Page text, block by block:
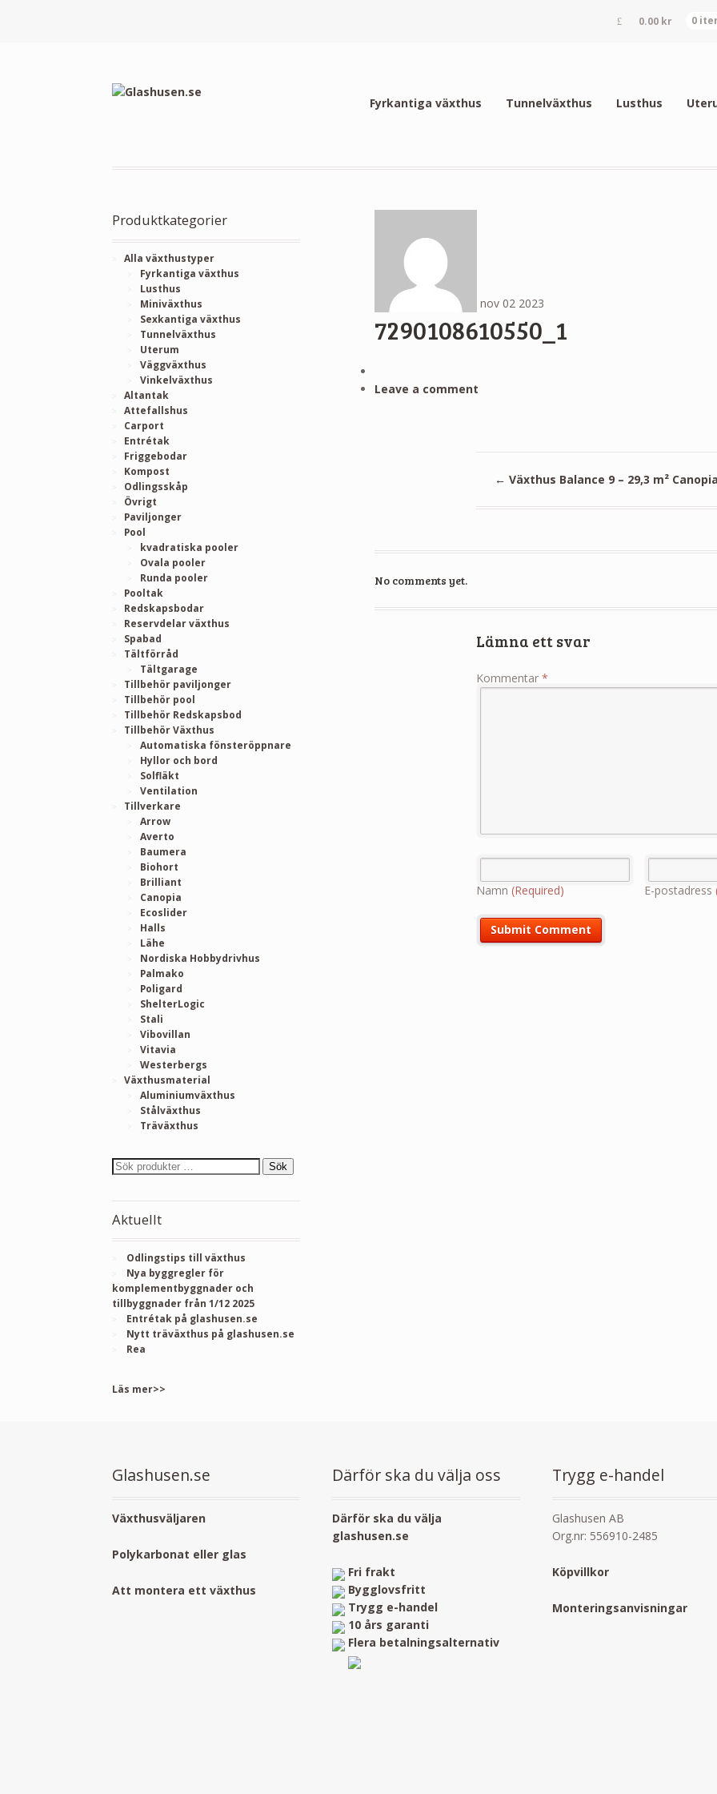
0.00 kr 0
Fyrkantiga växthus Tunnelväxthus Lusthus
nov 02 2023
7290108610550_1
Leave a comment
← Växthus Balance 9 – 29,3 m²
No comments yet.
Lämna ett svar
Kommentar*
Namn(Required) E-postadress
Produktkategorier
Alla växthustyper
Fyrkantiga växthus
Lusthus
Miniväxthus
Sexkantiga växthus
Tunnelväxthus
Uterum
Väggväxthus
Vinkelväxthus
Altantak
Attefallshus
Carport
Entrétak
Friggebodar
Kompost
Odlingsskåp
Övrigt
Paviljonger
Pool
kvadratiska pooler
Ovala pooler
Runda pooler
Pooltak
Redskapsbodar
Reservdelar växthus
Spabad
Tältförråd
Tältgarage
Tillbehör paviljonger
Tillbehör pool
Tillbehör Redskapsbod
Tillbehör Växthus
Automatiska fönsteröppnare
Hyllor och bord
Solfläkt
Ventilation
Tillverkare
Arrow
Averto
Baumera
Biohort
Brilliant
Canopia
Ecoslider
Halls
Lähe
Nordiska Hobbydrivhus
Palmako
Poligard
ShelterLogic
Stali
Vibovillan
Vitavia
Westerbergs
Växthusmaterial
Aluminiumväxthus
Stålväxthus
Träväxthus
Sök
Aktuellt
Odlingstips till växthus
Nya byggregler för
komplementbyggnader och
tillbyggnader från 1/12 2025
Entrétak på glashusen.se
Nytt träväxthus på glashusen.se
Rea
Läs mer>>
Glashusen.se
Växthusväljaren
Polykarbonat eller glas
Att montera ett växthus
Därför ska du välja oss
Därför ska du välja
glashusen.se
Fri frakt
Bygglovsfritt
Trygg e-handel
10 års garanti
Flera betalningsalternativ
Trygg e-handel
Glashusen AB
Org.nr: 556910-2485
Köpvillkor
Monteringsanvisningar